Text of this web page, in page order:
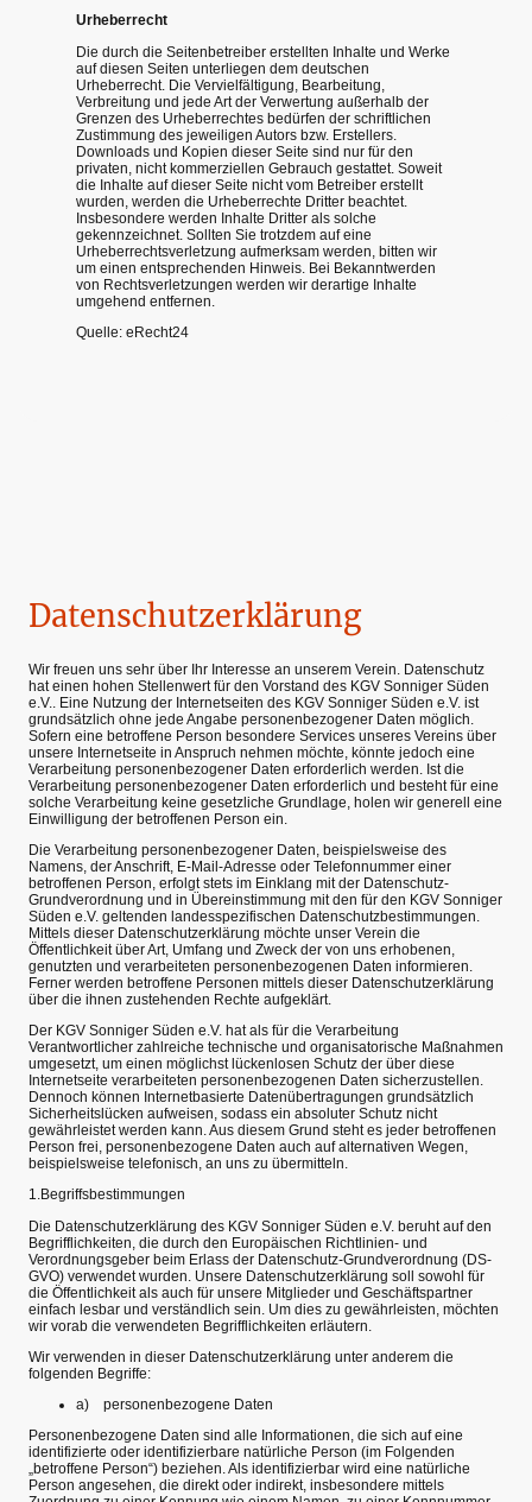
Urheberrecht
Die durch die Seitenbetreiber erstellten Inhalte und Werke
auf diesen Seiten unterliegen dem deutschen
Urheberrecht. Die Vervielfältigung, Bearbeitung,
Verbreitung und jede Art der Verwertung außerhalb der
Grenzen des Urheberrechtes bedürfen der schriftlichen
Zustimmung des jeweiligen Autors bzw. Erstellers.
Downloads und Kopien dieser Seite sind nur für den
privaten, nicht kommerziellen Gebrauch gestattet. Soweit
die Inhalte auf dieser Seite nicht vom Betreiber erstellt
wurden, werden die Urheberrechte Dritter beachtet.
Insbesondere werden Inhalte Dritter als solche
gekennzeichnet. Sollten Sie trotzdem auf eine
Urheberrechtsverletzung aufmerksam werden, bitten wir
um einen entsprechenden Hinweis. Bei Bekanntwerden
von Rechtsverletzungen werden wir derartige Inhalte
umgehend entfernen.
Quelle: eRecht24
Datenschutzerklärung
Wir freuen uns sehr über Ihr Interesse an unserem Verein. Datenschutz
hat einen hohen Stellenwert für den Vorstand des KGV Sonniger Süden
e.V.. Eine Nutzung der Internetseiten des KGV Sonniger Süden e.V. ist
grundsätzlich ohne jede Angabe personenbezogener Daten möglich.
Sofern eine betroffene Person besondere Services unseres Vereins über
unsere Internetseite in Anspruch nehmen möchte, könnte jedoch eine
Verarbeitung personenbezogener Daten erforderlich werden. Ist die
Verarbeitung personenbezogener Daten erforderlich und besteht für eine
solche Verarbeitung keine gesetzliche Grundlage, holen wir generell eine
Einwilligung der betroffenen Person ein.
Die Verarbeitung personenbezogener Daten, beispielsweise des
Namens, der Anschrift, E-Mail-Adresse oder Telefonnummer einer
betroffenen Person, erfolgt stets im Einklang mit der Datenschutz-
Grundverordnung und in Übereinstimmung mit den für den KGV Sonniger
Süden e.V. geltenden landesspezifischen Datenschutzbestimmungen.
Mittels dieser Datenschutzerklärung möchte unser Verein die
Öffentlichkeit über Art, Umfang und Zweck der von uns erhobenen,
genutzten und verarbeiteten personenbezogenen Daten informieren.
Ferner werden betroffene Personen mittels dieser Datenschutzerklärung
über die ihnen zustehenden Rechte aufgeklärt.
Der KGV Sonniger Süden e.V. hat als für die Verarbeitung
Verantwortlicher zahlreiche technische und organisatorische Maßnahmen
umgesetzt, um einen möglichst lückenlosen Schutz der über diese
Internetseite verarbeiteten personenbezogenen Daten sicherzustellen.
Dennoch können Internetbasierte Datenübertragungen grundsätzlich
Sicherheitslücken aufweisen, sodass ein absoluter Schutz nicht
gewährleistet werden kann. Aus diesem Grund steht es jeder betroffenen
Person frei, personenbezogene Daten auch auf alternativen Wegen,
beispielsweise telefonisch, an uns zu übermitteln.
1.Begriffsbestimmungen
Die Datenschutzerklärung des KGV Sonniger Süden e.V. beruht auf den
Begrifflichkeiten, die durch den Europäischen Richtlinien- und
Verordnungsgeber beim Erlass der Datenschutz-Grundverordnung (DS-
GVO) verwendet wurden. Unsere Datenschutzerklärung soll sowohl für
die Öffentlichkeit als auch für unsere Mitglieder und Geschäftspartner
einfach lesbar und verständlich sein. Um dies zu gewährleisten, möchten
wir vorab die verwendeten Begrifflichkeiten erläutern.
Wir verwenden in dieser Datenschutzerklärung unter anderem die
folgenden Begriffe:
a) personenbezogene Daten
Personenbezogene Daten sind alle Informationen, die sich auf eine
identifizierte oder identifizierbare natürliche Person (im Folgenden
„betroffene Person“) beziehen. Als identifizierbar wird eine natürliche
Person angesehen, die direkt oder indirekt, insbesondere mittels